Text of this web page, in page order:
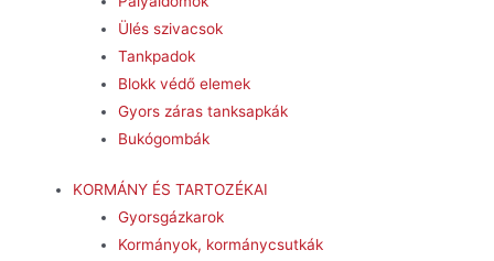
Ülés szivacsok
Tankpadok
Blokk védő elemek
Gyors záras tanksapkák
Bukógombák
KORMÁNY ÉS TARTOZÉKAI
Gyorsgázkarok
Kormányok, kormánycsutkák